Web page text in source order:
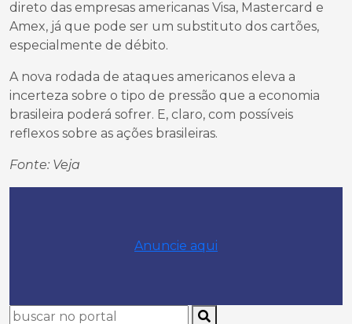
direto das empresas americanas Visa, Mastercard e
Amex, já que pode ser um substituto dos cartões,
especialmente de débito.
A nova rodada de ataques americanos eleva a
incerteza sobre o tipo de pressão que a economia
brasileira poderá sofrer. E, claro, com possíveis
reflexos sobre as ações brasileiras.
Fonte: Veja
Anuncie aqui